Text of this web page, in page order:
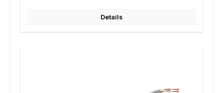
Details